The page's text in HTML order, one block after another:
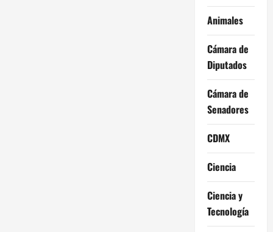
Animales
Cámara de
Diputados
Cámara de
Senadores
CDMX
Ciencia
Ciencia y
Tecnología